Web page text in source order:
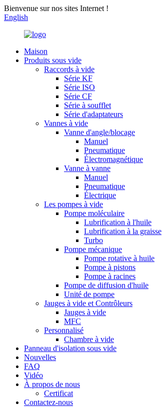
Bienvenue sur nos sites Internet !
English
Maison
Produits sous vide
Raccords à vide
Série KF
Série ISO
Série CF
Série à soufflet
Série d'adaptateurs
Vannes à vide
Vanne d'angle/blocage
Manuel
Pneumatique
Électromagnétique
Vanne à vanne
Manuel
Pneumatique
Électrique
Les pompes à vide
Pompe moléculaire
Lubrification à l'huile
Lubrification à la graisse
Turbo
Pompe mécanique
Pompe rotative à huile
Pompe à pistons
Pompe à racines
Pompe de diffusion d'huile
Unité de pompe
Jauges à vide et Contrôleurs
Jauges à vide
MFC
Personnalisé
Chambre à vide
Panneau d'isolation sous vide
Nouvelles
FAQ
Vidéo
À propos de nous
Certificat
Contactez-nous